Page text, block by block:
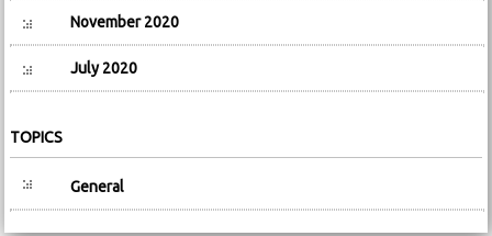
November 2020
July 2020
TOPICS
General